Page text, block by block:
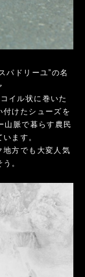
パドリーユ”の名
イル状に巻いた
けたシューズを
山脈で暮らす農民
ます。
地方でも大変人気
。